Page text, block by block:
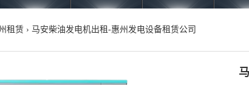
租赁 › 马安柴油发电机出租-惠州发电设备租赁公司